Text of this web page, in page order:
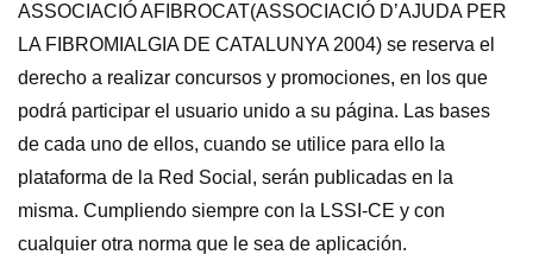
ASSOCIACIÓ AFIBROCAT(ASSOCIACIÓ D’AJUDA PER
LA FIBROMIALGIA DE CATALUNYA 2004) se reserva el
derecho a realizar concursos y promociones, en los que
podrá participar el usuario unido a su página. Las bases
de cada uno de ellos, cuando se utilice para ello la
plataforma de la Red Social, serán publicadas en la
misma. Cumpliendo siempre con la LSSI-CE y con
cualquier otra norma que le sea de aplicación.